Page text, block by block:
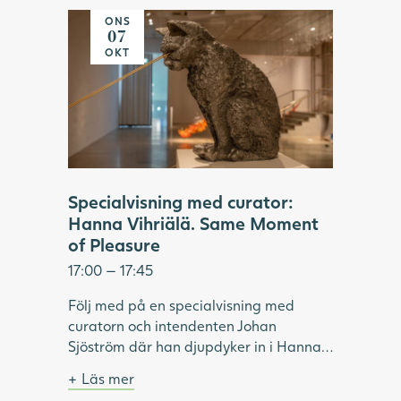
Genom att för hand trä godis eller
akrylpärlor på stålvajrar, skapar
Vihriälä installationer som kan innehålla
upp till 350 000 delar. Tillsammans
bildar de en illusorisk helhet, i verk som
är både komplexa, lekfulla och sinnliga.
Under visningen fördjupar vi oss i
utställningen "Same Moment of
konstnärskap.
klass, 2022. Foto: Hossein Sehatlou,
Göteborgs konstmuseum.
ONS
07
OKT
Specialvisning med curator:
Hanna Vihriälä. Same Moment
of Pleasure
17:00 — 17:45
Följ med på en specialvisning med
curatorn och intendenten Johan
Sjöström där han djupdyker in i Hanna
Materialen hon valt att använda är
Ingår i entrébiljetten
Läs mer